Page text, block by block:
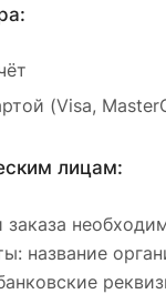
(Visa,
лицам:
название